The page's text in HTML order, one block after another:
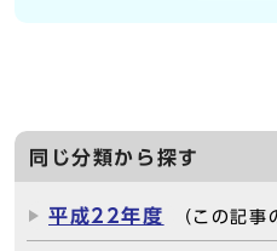
同じ分類から探す
平成22年度 （この記事